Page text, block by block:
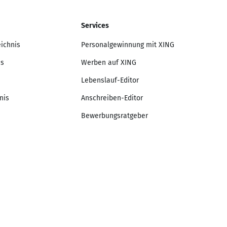
Services
Personalgewinnung mit XING
Werben auf XING
Lebenslauf-Editor
Anschreiben-Editor
Bewerbungsratgeber